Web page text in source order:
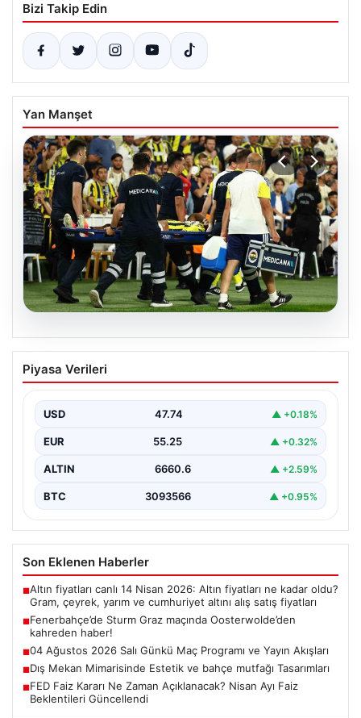
Bizi Takip Edin
Yan Manşet
05.08.2026
Fenerbahçe’de Sturm Graz maçında
Oosterwolde’den kahreden haber!
Piyasa Verileri
USD 47.74 ▲ +0.18%
EUR 55.25 ▲ +0.32%
ALTIN 6660.6 ▲ +2.59%
BTC 3093566 ▲ +0.95%
Son Eklenen Haberler
■Altın fiyatları canlı 14 Nisan 2026: Altın fiyatları ne kadar oldu?
Gram, çeyrek, yarım ve cumhuriyet altını alış satış fiyatları
■Fenerbahçe’de Sturm Graz maçında Oosterwolde’den
kahreden haber!
■04 Ağustos 2026 Salı Günkü Maç Programı ve Yayın Akışları
■Dış Mekan Mimarisinde Estetik ve bahçe mutfağı Tasarımları
■FED Faiz Kararı Ne Zaman Açıklanacak? Nisan Ayı Faiz
Beklentileri Güncellendi